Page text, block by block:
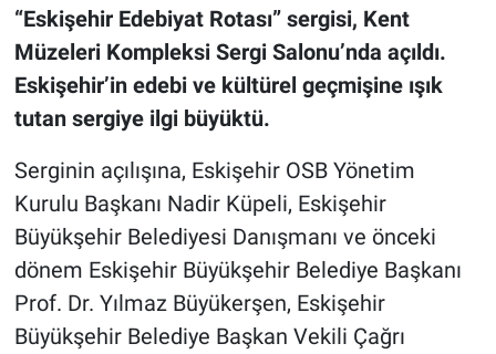
“Eskişehir Edebiyat Rotası” sergisi, Kent
Müzeleri Kompleksi Sergi Salonu’nda açıldı.
Eskişehir’in edebi ve kültürel geçmişine ışık
tutan sergiye ilgi büyüktü.
Serginin açılışına, Eskişehir OSB Yönetim
Kurulu Başkanı Nadir Küpeli, Eskişehir
Büyükşehir Belediyesi Danışmanı ve önceki
dönem Eskişehir Büyükşehir Belediye Başkanı
Prof. Dr. Yılmaz Büyükerşen, Eskişehir
Büyükşehir Belediye Başkan Vekili Çağrı